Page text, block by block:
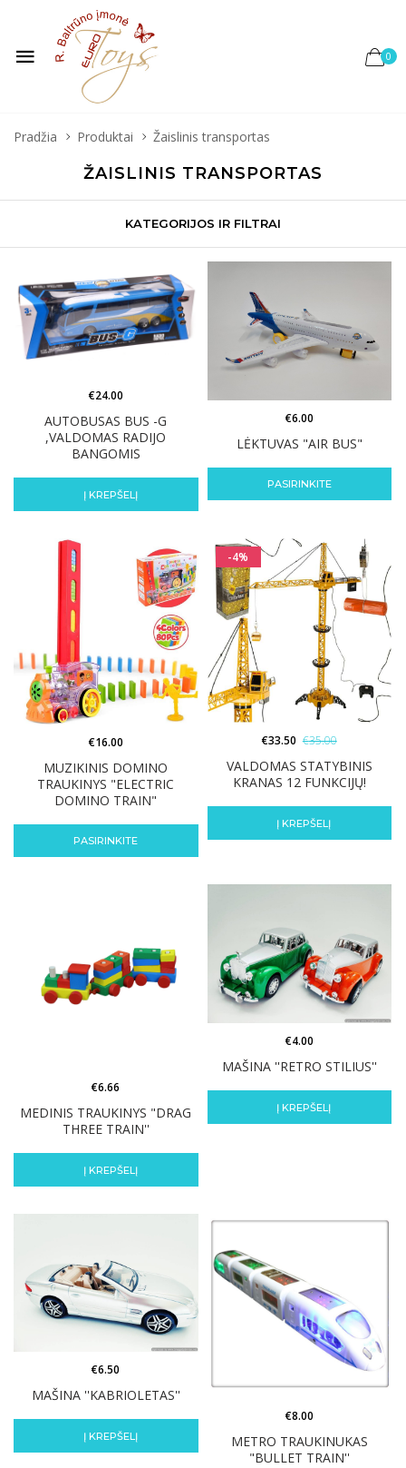
0
Pradžia Produktai Žaislinis transportas
ŽAISLINIS TRANSPORTAS
KATEGORIJOS IR FILTRAI
AUTOBUSAS BUS -G
,VALDOMAS RADIJO
BANGOMIS
€24.00
Į KREPŠELĮ
LĖKTUVAS "AIR BUS"
€6.00
PASIRINKITE
MUZIKINIS DOMINO
TRAUKINYS "ELECTRIC
DOMINO TRAIN"
€16.00
PASIRINKITE
-4%
VALDOMAS STATYBINIS
KRANAS 12 FUNKCIJŲ!
€33.50 €35.00
Į KREPŠELĮ
MEDINIS TRAUKINYS "DRAG
THREE TRAIN''
€6.66
Į KREPŠELĮ
MAŠINA ''RETRO STILIUS''
€4.00
Į KREPŠELĮ
MAŠINA ''KABRIOLETAS''
€6.50
Į KREPŠELĮ
METRO TRAUKINUKAS
"BULLET TRAIN''
€8.00